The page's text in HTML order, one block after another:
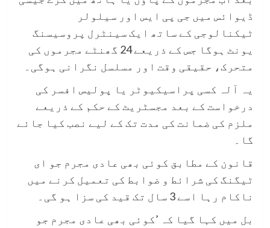
ڈیوائس میں جی پی ایس اور سیلولر
ٹیکنالوجی کے ساتھ ایک سینٹرل پروسیسنگ
یونٹ ہوگا جس کے ذریعے 24 گھنٹے مجرموں کی
متحرک، حقیقی وقت اور مسلسل نگرانی ہوگی۔
یہ آلہ کسی پراسیکیوٹر یا پولیس افسر کی
درخواست کے بعد مجسٹریٹ کے حکم کے ذریعے
ملزم کی ضمانت کی مدت تک کے لیے نصب کیا جائے
گا۔
قانون کے مطابق کوئی بھی عادی مجرم جو ای
ٹیگنگ کی شرائط و ضوابط کی تعمیل کرنے میں
ناکام رہا اسے 3 سال تک قید کی سزا ہو گی۔
بل میں کہا گیا کہ ’کوئی بھی عادی مجرم جو